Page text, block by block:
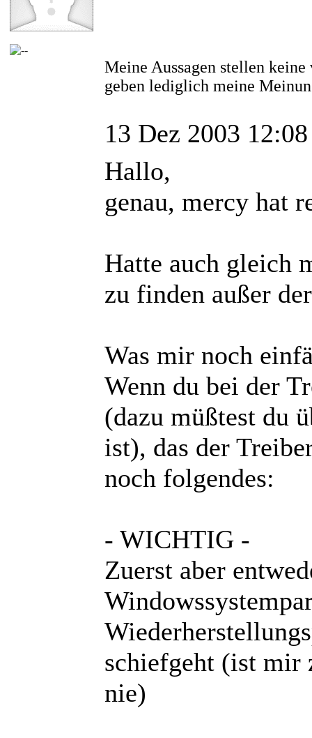
Meine Aussagen stellen
geben lediglich meine
13 Dez 2003 12:08
Hallo,
genau, mercy hat
Hatte auch gleich
zu finden außer
Was mir noch
Wenn du bei der
(dazu müßtest du
ist), das der
noch folgendes:
- WICHTIG -
Zuerst aber
schiefgeht (ist mir
nie)